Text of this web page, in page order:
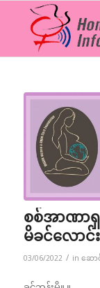
စစ်အာဏာ
မိခင်လော
03/06/2022 / in ဆောင်